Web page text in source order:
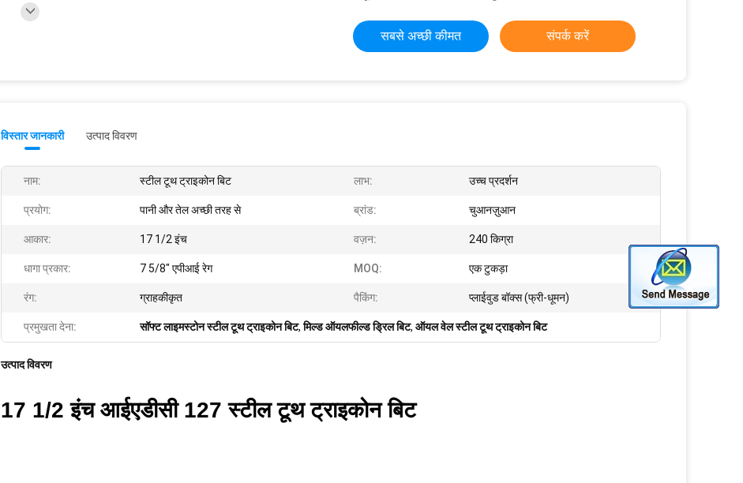
सबसे अच्छी कीमत संपर्क करें
विस्तार जानकारी उत्पाद विवरण
नाम: स्टील टूथ ट्राइकोन बिट लाभ: उच्च प्रदर्शन
प्रयोग: पानी और तेल अच्छी तरह से ब्रांड: चुआनज़ुआन
आकार: 17 1/2 इंच वज़न: 240 किग्रा
धागा प्रकार: 7 5/8" एपीआई रेग MOQ: एक टुकड़ा
रंग: ग्राहकीकृत पैकिंग: प्लाईवुड बॉक्स (फ्री-धूमन)
प्रमुखता देना: सॉफ्ट लाइमस्टोन स्टील टूथ ट्राइकोन बिट,मिल्ड ऑयलफील्ड ड्रिल बिट, ऑयल वेल स्टील टूथ ट्राइकोन बिट
उत्पाद विवरण
17 1/2 इंच आईएडीसी 127 स्टील टूथ ट्राइकोन बिट